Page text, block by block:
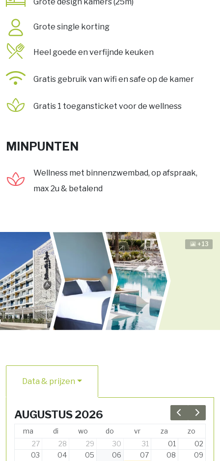
Grote single korting
Heel goede en verfijnde keuken
Gratis gebruik van wifi en safe op de kamer
Gratis 1 toegansticket voor de wellness
MINPUNTEN
Wellness met binnenzwembad, op afspraak,
max 2u & betalend
+13
Data & prijzen
Previous
Next
AUGUSTUS 2026
ma di wo do vr za
zo
27
28 29 30 31 01
02
03
04 05 06 07 08 09